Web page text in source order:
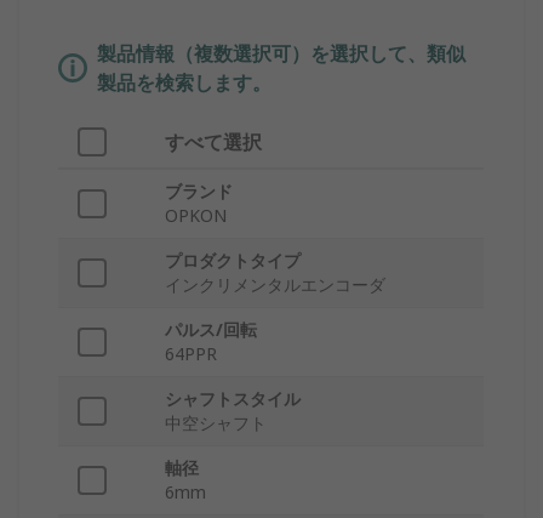
製品情報（複数選択可）を選択して、類似
製品を検索します。
すべて選択
ブランド
OPKON
プロダクトタイプ
インクリメンタルエンコーダ
パルス/回転
64PPR
シャフトスタイル
中空シャフト
軸径
6mm